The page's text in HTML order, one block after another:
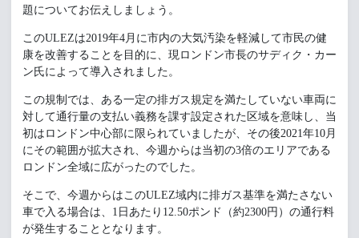
題についてお伝えしましょう。
このULEZは2019年4月に市内の大気汚染を軽減して市民の健
康を改善することを目的に、現ロンドン市長のサディク・カー
ン氏によって導入されました。
この規制では、ある一定の排ガス規定を満たしていない車両に
対して通行量の支払い義務を課す設定された区域を意味し、当
初はロンドン中心部に限られていましたが、その後2021年10月
にその範囲が拡大され、今週からは当初の3倍のエリアである
ロンドン全域に広がったのでした。
そこで、今週からはこのULEZ域内に排ガス基準を満たさない
車で入る場合は、1日あたり12.50ポンド（約2300円）の通行料
が発生することとなります。